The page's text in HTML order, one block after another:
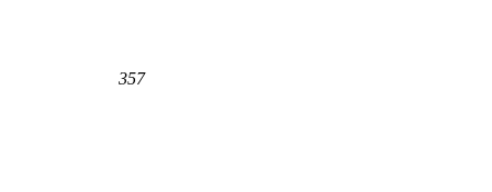
357